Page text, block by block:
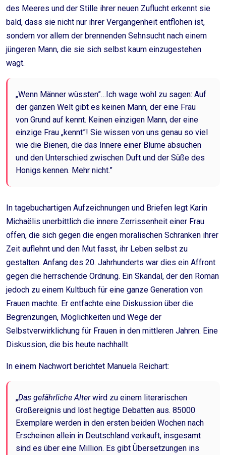
des Meeres und der Stille ihrer neuen Zuflucht erkennt sie
bald, dass sie nicht nur ihrer Vergangenheit entflohen ist,
sondern vor allem der brennenden Sehnsucht nach einem
jüngeren Mann, die sie sich selbst kaum einzugestehen
wagt.
„Wenn Männer wüssten”…Ich wage wohl zu sagen: Auf
der ganzen Welt gibt es keinen Mann, der eine Frau
von Grund auf kennt. Keinen einzigen Mann, der eine
einzige Frau „kennt”! Sie wissen von uns genau so viel
wie die Bienen, die das Innere einer Blume absuchen
und den Unterschied zwischen Duft und der Süße des
Honigs kennen. Mehr nicht.”
In tagebuchartigen Aufzeichnungen und Briefen legt Karin
Michaëlis unerbittlich die innere Zerrissenheit einer Frau
offen, die sich gegen die engen moralischen Schranken ihrer
Zeit auflehnt und den Mut fasst, ihr Leben selbst zu
gestalten. Anfang des 20. Jahrhunderts war dies ein Affront
gegen die herrschende Ordnung. Ein Skandal, der den Roman
jedoch zu einem Kultbuch für eine ganze Generation von
Frauen machte. Er entfachte eine Diskussion über die
Begrenzungen, Möglichkeiten und Wege der
Selbstverwirklichung für Frauen in den mittleren Jahren. Eine
Diskussion, die bis heute nachhallt.
In einem Nachwort berichtet Manuela Reichart:
„Das gefährliche Alterwird zu einem literarischen
Großereignis und löst hegtige Debatten aus. 85000
Exemplare werden in den ersten beiden Wochen nach
Erscheinen allein in Deutschland verkauft, insgesamt
sind es über eine Million. Es gibt Übersetzungen ins